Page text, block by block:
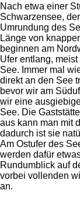
Nach etwa einer
Schwarzensee,
Umrundung des
Länge von
beginnen am
Ufer entlang,
See. Immer mal
direkt an den See
bevor wir am
wir eine
See. Die
aus kann man mit
dadurch ist sie
Am Ostufer des
werden dafür
Rundumblick auf
vorbei vollenden
an.